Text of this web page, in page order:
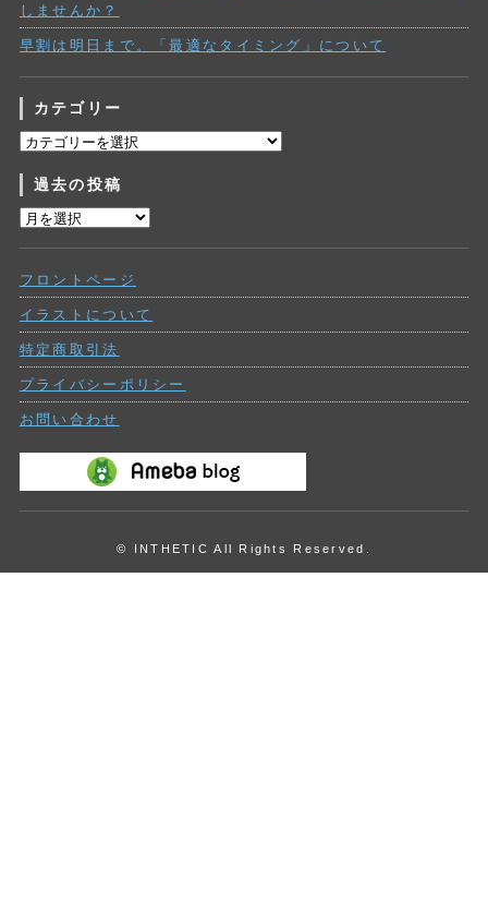
しませんか？
早割は明日まで。「最適なタイミング」について
カテゴリー
カ
ゴ
リ
ー
過去の投稿
過
投
稿
フロントページ
イラストについて
特定商取引法
プライバシーポリシー
お問い合わせ
© INTHETIC All Rights Reserved.